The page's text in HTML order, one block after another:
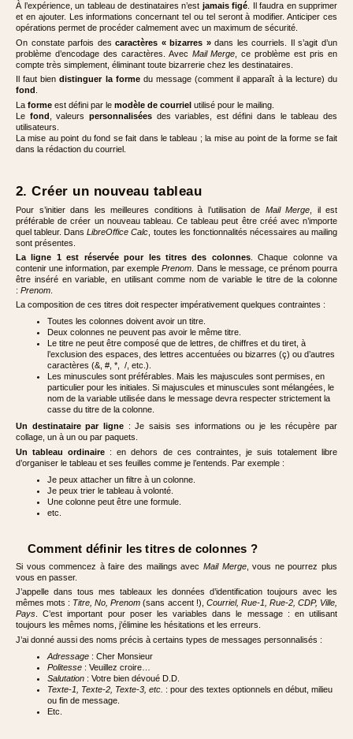
À l’expérience, un tableau de destinataires n’est jamais figé. Il faudra en supprimer
et en ajouter. Les informations concernant tel ou tel seront à modifier. Anticiper ces
opérations permet de procéder calmement avec un maximum de sécurité.
On constate parfois descaractères « bizarres »dans les courriels. Il s’agit d’un
problème d’encodage des caractères. Avec Mail Merge , ce problème est pris en
compte très simplement, éliminant toute bizarrerie chez les destinataires.
Il faut biendistinguer la formedu message (comment il apparaît à la lecture) du
fond
La forme est défini par le modèle de courriel utilisé pour le mailing.
Le fond , valeurs personnaliséesdes variables, est défini dans le tableau des
utilisateurs.
La mise au point du fond se fait dans le tableau ; la mise au point de la forme se fait
dans la rédaction du courriel.
2. Créer un nouveau tableau
Pour s’initier dans les meilleures conditions à l’utilisation de Mail Merge , il est
préférable de créer un nouveau tableau. Ce tableau peut être créé avec n’importe
quel tableur. DansLibreOffice Calc , toutes les fonctionnalités nécessaires au mailing
sont présentes.
La ligne 1 est réservée pour les titres des colonnes. Chaque colonne va
contenir une information, par exemplePrenom . Dans le message, ce prénom pourra
être inséré en variable, en utilisant comme nom de variable le titre de la colonne
: Prenom
La composition de ces titres doit respecter impérativement quelques contraintes :
Toutes les colonnes doivent avoir un titre.
Deux colonnes ne peuvent pas avoir le même titre.
Le titre ne peut être composé que de lettres, de chiffres et du tiret, à
l’exclusion des espaces, des lettres accentuées ou bizarres (ç) ou d’autres
caractères (&, #, *, /, etc.).
Les minuscules sont préférables. Mais les majuscules sont permises, en
particulier pour les initiales. Si majuscules et minuscules sont mélangées, le
nom de la variable utilisée dans le message devra respecter strictement la
casse du titre de la colonne.
Un destinataire par ligne : Je saisis ses informations ou je les récupère par
collage, un à un ou par paquets.
Un tableau ordinaire : en dehors de ces contraintes, je suis totalement libre
d’organiser le tableau et ses feuilles comme je l’entends. Par exemple :
Je peux attacher un filtre à un colonne.
Je peux trier le tableau à volonté.
Une colonne peut être une formule.
etc.
Comment définir les titres de colonnes ?
Si vous commencez à faire des mailings avec Mail Merge, vous ne pourrez plus
vous en passer.
J’appelle dans tous mes tableaux les données d’identification toujours avec les
mêmes mots : Titre, No, Prenom (sans accent !), Courriel, Rue-1, Rue-2, CDP, Ville,
Pays . C’est important pour poser les variables dans le message : en utilisant
toujours les mêmes noms, j’élimine les hésitations et les erreurs.
J’ai donné aussi des noms précis à certains types de messages personnalisés :
Adressage : Cher Monsieur
Politesse : Veuillez croire…
Salutation : Votre bien dévoué D.D.
Texte-1, Texte-2, Texte-3, etc. : pour des textes optionnels en début, milieu
ou fin de message.
Etc.